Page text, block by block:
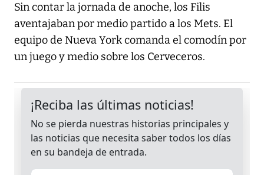
Sin contar la jornada de anoche, los Filis
aventajaban por medio partido a los Mets. El
equipo de Nueva York comanda el comodín por
un juego y medio sobre los Cerveceros.